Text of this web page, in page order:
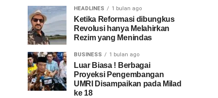
HEADLINES 1 bulan ago
Ketika Reformasi dibungkus
Revolusi hanya Melahirkan
Rezim yang Menindas
BUSINESS 1 bulan ago
Luar Biasa ! Berbagai
Proyeksi Pengembangan
UMRI Disampaikan pada Milad
ke 18